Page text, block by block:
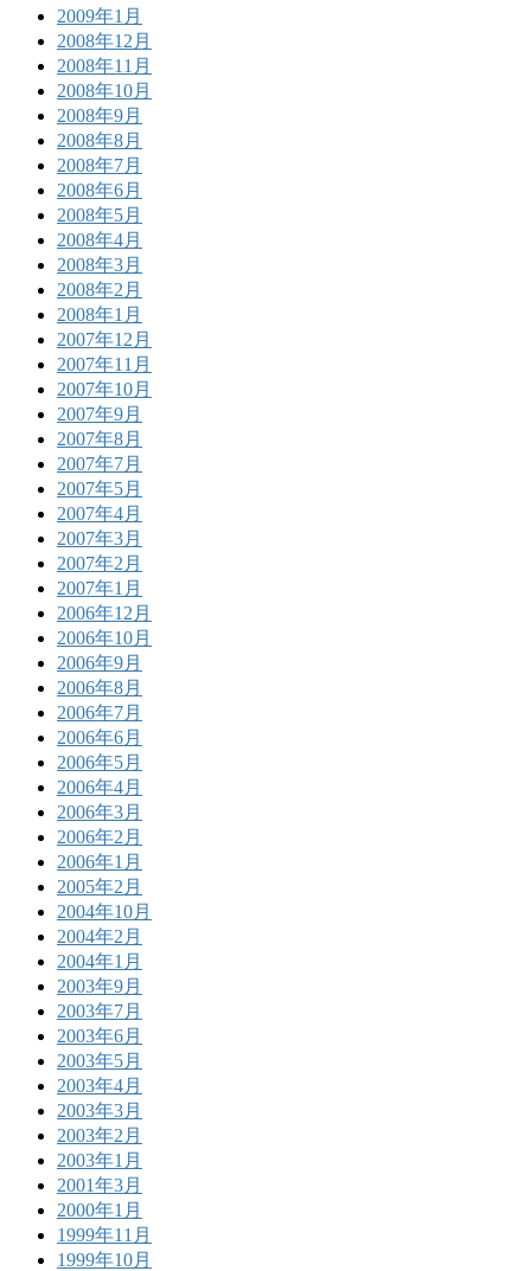
2009年1月
2008年12月
2008年11月
2008年10月
2008年9月
2008年8月
2008年7月
2008年6月
2008年5月
2008年4月
2008年3月
2008年2月
2008年1月
2007年12月
2007年11月
2007年10月
2007年9月
2007年8月
2007年7月
2007年5月
2007年4月
2007年3月
2007年2月
2007年1月
2006年12月
2006年10月
2006年9月
2006年8月
2006年7月
2006年6月
2006年5月
2006年4月
2006年3月
2006年2月
2006年1月
2005年2月
2004年10月
2004年2月
2004年1月
2003年9月
2003年7月
2003年6月
2003年5月
2003年4月
2003年3月
2003年2月
2003年1月
2001年3月
2000年1月
1999年11月
1999年10月